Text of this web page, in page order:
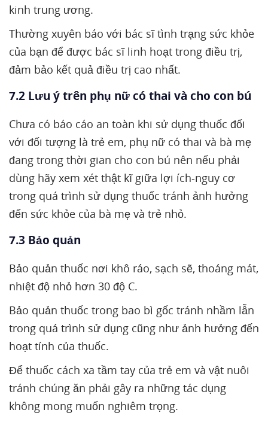
kinh trung ương.
Thường xuyên báo với bác sĩ tình trạng sức khỏe
của bạn để được bác sĩ linh hoạt trong điều trị,
đảm bảo kết quả điều trị cao nhất.
7.2 Lưu ý trên phụ nữ có thai và cho con bú
Chưa có báo cáo an toàn khi sử dụng thuốc đối
với đối tượng là trẻ em, phụ nữ có thai và bà mẹ
đang trong thời gian cho con bú nên nếu phải
dùng hãy xem xét thật kĩ giữa lợi ích-nguy cơ
trong quá trình sử dụng thuốc tránh ảnh hưởng
đến sức khỏe của bà mẹ và trẻ nhỏ.
7.3 Bảo quản
Bảo quản thuốc nơi khô ráo, sạch sẽ, thoáng mát,
nhiệt độ nhỏ hơn 30 độ C.
Bảo quản thuốc trong bao bì gốc tránh nhầm lẫn
trong quá trình sử dụng cũng như ảnh hưởng đến
hoạt tính của thuốc.
Để thuốc cách xa tầm tay của trẻ em và vật nuôi
tránh chúng ăn phải gây ra những tác dụng
không mong muốn nghiêm trọng.